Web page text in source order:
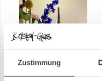
Zustimmung